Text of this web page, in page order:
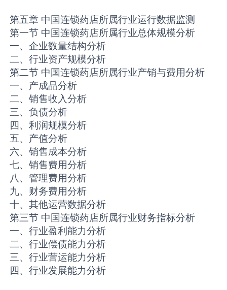
第五章 中国连锁药店所属行业运行数据监测
第一节 中国连锁药店所属行业总体规模分析
一、企业数量结构分析
二、行业资产规模分析
第二节 中国连锁药店所属行业产销与费用分析
一、产成品分析
二、销售收入分析
三、负债分析
四、利润规模分析
五、产值分析
六、销售成本分析
七、销售费用分析
八、管理费用分析
九、财务费用分析
十、其他运营数据分析
第三节 中国连锁药店所属行业财务指标分析
一、行业盈利能力分析
二、行业偿债能力分析
三、行业营运能力分析
四、行业发展能力分析